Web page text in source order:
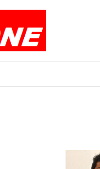
ルリペ